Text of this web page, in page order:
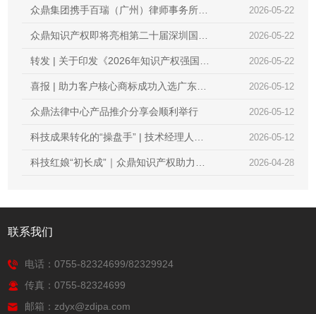
果
策”内部培训交流会｜锻造专业内功，赋能
创新服务
2026-05-22
众鼎集团携手百瑞（广州）律师事务所，
共庆两周年暨知产分享会 2026-05-22
众鼎知识产权即将亮相第二十届深圳国际
金融博览会 2026-05-22
转发 | 关于印发《2026年知识产权强国建
设推进计划》的通知 2026-05-12
喜报 | 助力客户核心商标成功入选广东省
重点商标保护名录 2026-05-12
众鼎法律中心产品推介分享会顺利举行
2026-05-12
科技成果转化的“操盘手” | 技术经理人初
级培训火热报名中，众鼎知识产权邀您抢 2026-04-28
科技红娘“初长成”｜众鼎知识产权助力
联系我们
电话：0755-82324699/82329924
传真：0755-82324699
邮箱：zdyx@zdipa.com